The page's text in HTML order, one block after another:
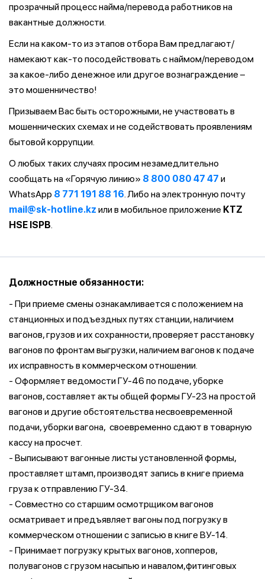
прозрачный процесс найма/перевода работников на
вакантные должности.
Если на каком-то из этапов отбора Вам предлагают/
намекают как-то посодействовать с наймом/переводом
за какое-либо денежное или другое вознаграждение –
это мошенничество!
Призываем Вас быть осторожными, не участвовать в
мошеннических схемах и не содействовать проявлениям
бытовой коррупции.
О любых таких случаях просим незамедлительно
сообщать на «Горячую линию» 8 800 080 47 47 и
WhatsApp 8 771 191 88 16. Либо на электронную почту
mail@sk-hotline.kz или в мобильное приложение KTZ
HSE ISPB.
Должностные обязанности:
- При приеме смены ознакамливается с положением на
станционных и подъездных путях станции, наличием
вагонов, грузов и их сохранности, проверяет расстановку
вагонов по фронтам выгрузки, наличием вагонов к подаче
их исправность в коммерческом отношении.
- Оформляет ведомости ГУ-46 по подаче, уборке
вагонов, составляет акты общей формы ГУ-23 на простой
вагонов и другие обстоятельства несвоевременной
подачи, уборки вагона, своевременно сдают в товарную
кассу на просчет.
- Выписывают вагонные листы установленной формы,
проставляет штамп, производят запись в книге приема
груза к отправлению ГУ-34.
- Совместно со старшим осмотрщиком вагонов
осматривает и предъявляет вагоны под погрузку в
коммерческом отношении с записью в книге ВУ-14.
- Принимает погрузку крытых вагонов, хопперов,
полувагонов с грузом насыпью и навалом,фитинговых